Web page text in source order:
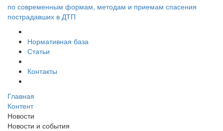
по современным формам, методам и приемам спасения
пострадавших в ДТП
Нормативная база
Статьи
Контакты
Главная
Контент
Новости
Новости и события